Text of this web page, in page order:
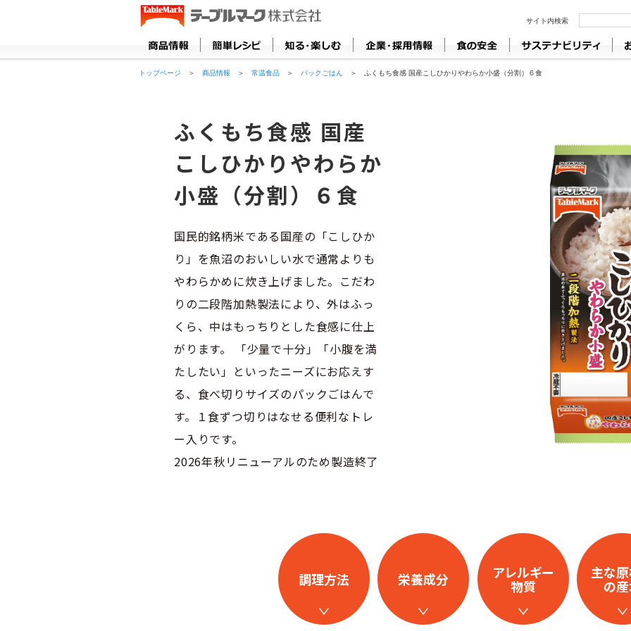
トップページ ＞ 商品情報 ＞ 常温食品 ＞ パックごはん ＞ ふくもち食感 国産こしひかりやわらか小盛（分割）６食
ふくもち食感 国産
こしひかりやわらか
小盛（分割）６食
国民的銘柄米である国産の「こしひか
り」を魚沼のおいしい水で通常よりも
やわらかめに炊き上げました。こだわ
りの二段階加熱製法により、外はふっ
くら、中はもっちりとした食感に仕上
がります。 「少量で十分」「小腹を満
たしたい」といったニーズにお応えす
る、食べ切りサイズのパックごはんで
す。１食ずつ切りはなせる便利なトレ
ー入りです。
2026年秋リニューアルのため製造終了
調理方法 栄養成分 アレルギー
物質
主な
の